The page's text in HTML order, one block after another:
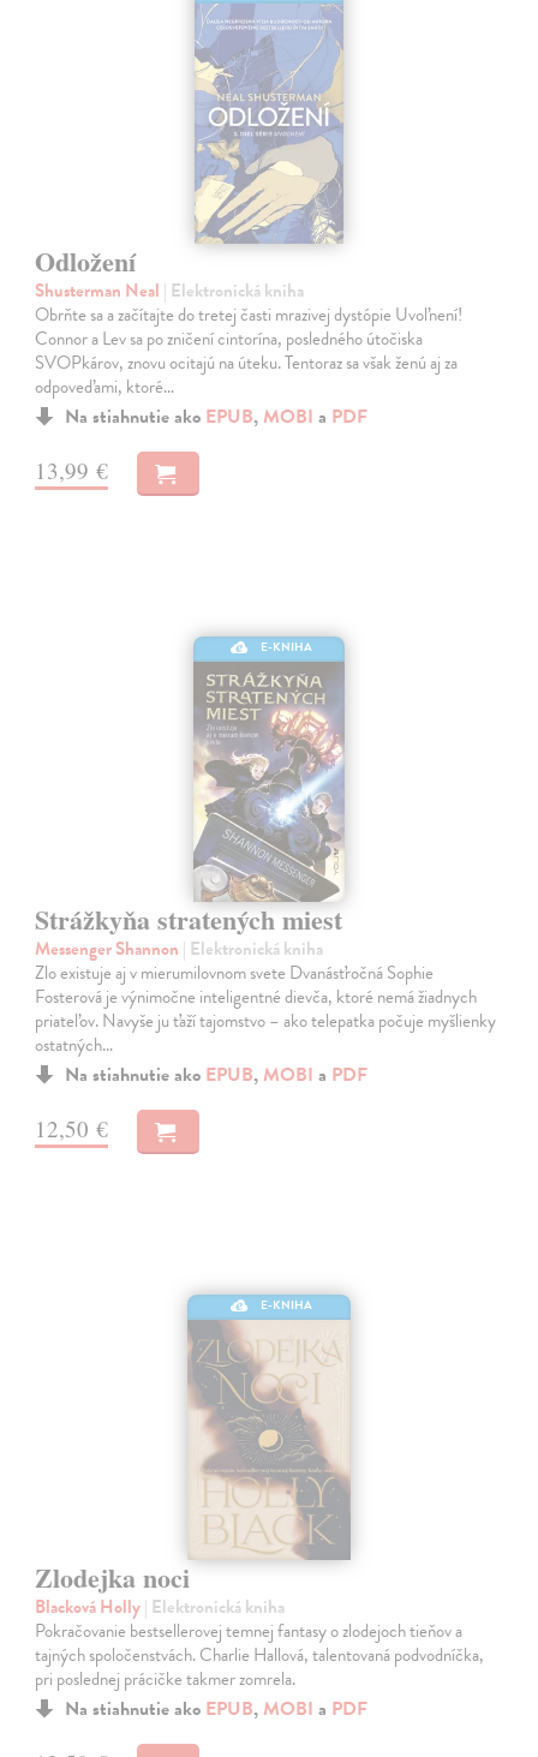
Odložení
Shusterman Neal | Elektronická kniha
Obrňte sa a začítajte do tretej časti mrazivej dystópie Uvoľnení!
Connor a Lev sa po zničení cintorína, posledného útočiska
SVOPkárov, znovu ocitajú na úteku. Tentoraz sa však ženú aj za
odpoveďami, ktoré…
Na stiahnutie ako EPUB, MOBI a PDF
13,99 €
E-KNIHA
Strážkyňa stratených miest
Messenger Shannon | Elektronická kniha
Zlo existuje aj v mierumilovnom svete Dvanásťročná Sophie
Fosterová je výnimočne inteligentné dievča, ktoré nemá žiadnych
priateľov. Navyše ju ťaží tajomstvo – ako telepatka počuje myšlienky
ostatných…
Na stiahnutie ako EPUB, MOBI a PDF
12,50 €
E-KNIHA
Zlodejka noci
Blacková Holly| Elektronická kniha
Pokračovanie bestsellerovej temnej fantasy o zlodejoch tieňov a
tajných spoločenstvách. Charlie Hallová, talentovaná podvodníčka,
pri poslednej prácičke takmer zomrela.
Na stiahnutie ako EPUB, MOBI a PDF